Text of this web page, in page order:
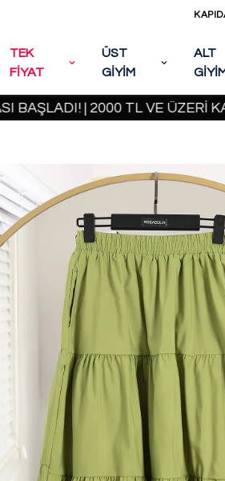
TEK
FİYAT
ÜST
GİYİM
ALT
| 2000 TL VE ÜZERİ KARGO